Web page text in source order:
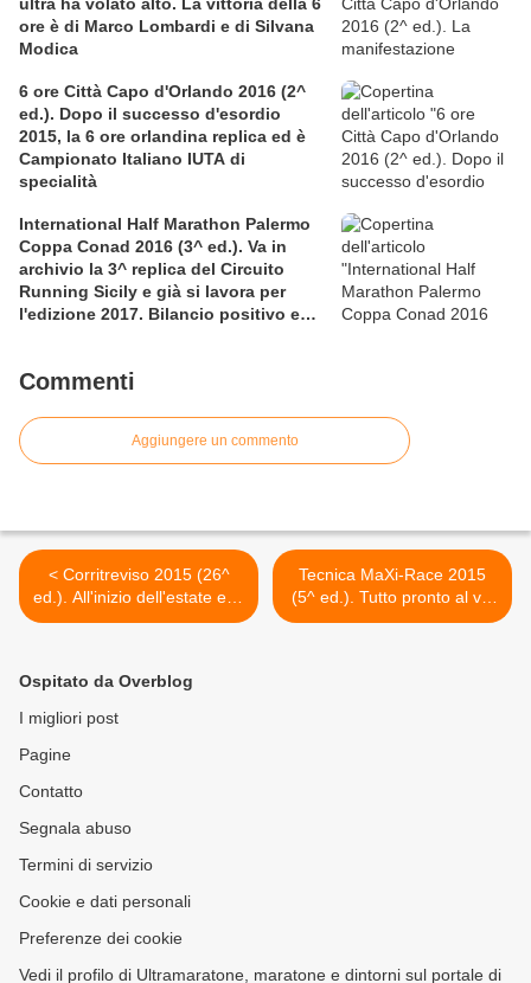
ore è di Marco Lombardi e di Silvana
Modica
6 ore Città Capo d'Orlando 2016 (2^
ed.). Dopo il successo d'esordio
2015, la 6 ore orlandina replica ed è
Campionato Italiano IUTA di
specialità
International Half Marathon Palermo
Coppa Conad 2016 (3^ ed.). Va in
archivio la 3^ replica del Circuito
Running Sicily e già si lavora per
l'edizione 2017. Bilancio positivo e
Commenti
Aggiungere un commento
< Corritreviso 2015 (26^
ed.). All'inizio dell'estate e in
notturna. Un appunamento
Tecnica MaXi-Race 2015
(5^ ed.). Tutto pronto al via
per la tre giorni di corsa in
Ospitato da Overblog
I migliori post
Pagine
Contatto
Segnala abuso
Termini di servizio
Cookie e dati personali
Preferenze dei cookie
Vedi il profilo di Ultramaratone, maratone e dintorni sul portale di